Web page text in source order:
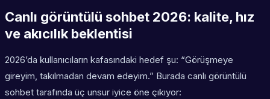
Canlı görüntülü sohbet 2026: kalite, hız
ve akıcılık beklentisi
2026’da kullanıcıların kafasındaki hedef şu: “Görüşmeye
gireyim, takılmadan devam edeyim.” Burada canlı görüntülü
sohbet tarafında üç unsur iyice öne çıkıyor: